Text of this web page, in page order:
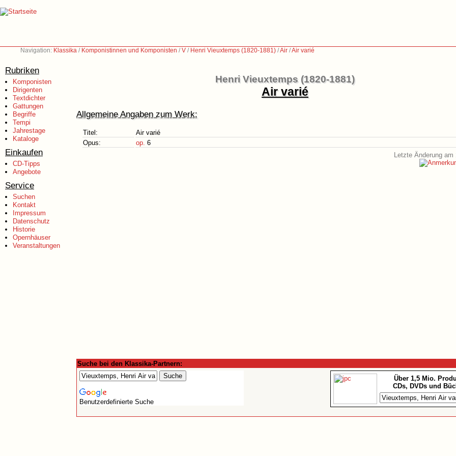
Navigation: Klassika / Komponistinnen und Komponisten /V / Henri Vieuxtemps (1820-1881) /Air /Air varié
Rubriken
Komponisten
Dirigenten
Textdichter
Gattungen
Begriffe
Tempi
Jahrestage
Kataloge
Einkaufen
CD-Tipps
Angebote
Service
Suchen
Kontakt
Impressum
Datenschutz
Historie
Opernhäuser
Veranstaltungen
Henri Vieuxtemps (1820-1881)
Air varié
Allgemeine Angaben zum Werk:
Titel:
Air varié
Opus:
op. 6
Letzte Änderung am
Suche bei den Klassika-Partnern:
Benutzerdefinierte Suche
Über 1,5 Mio.
CDs, DVDs und